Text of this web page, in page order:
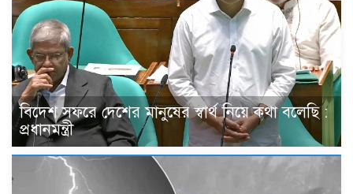
বিদেশ সফরে দেশের মানুষের স্বার্থ নিয়ে কথা বলেছি :
প্রধানমন্ত্রী